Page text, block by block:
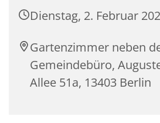
Dienstag, 2. Februar
Gartenzimmer neben
Gemeindebüro,
Allee 51a, 13403 Berlin